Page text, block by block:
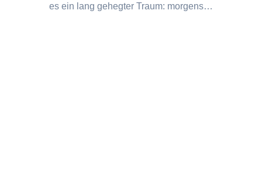
es ein lang gehegter Traum: morgens…